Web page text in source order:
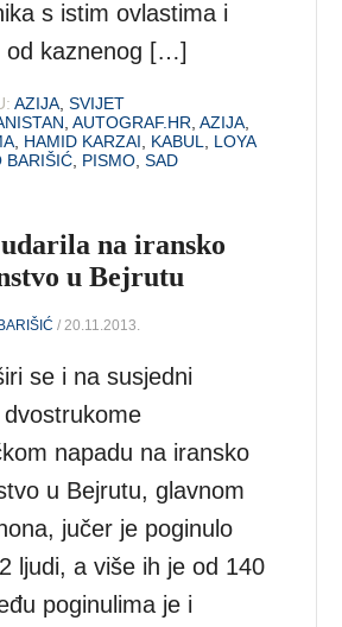
s istim ovlastima i
od kaznenog […]
AZIJA ,SVIJET
,AUTOGRAF.HR ,AZIJA
HAMID KARZAI KABUL
LOYA
BARIŠIĆ PISMO ,SAD
na iransko
u Bejrutu
/ 20.11.2013.
se i na susjedni
napadu na iransko
u Bejrutu, glavnom
jučer je poginulo
ljudi, a više ih je od 140
poginulima je i